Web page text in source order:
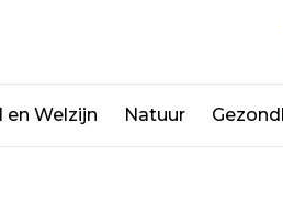
en Welzijn Natuur